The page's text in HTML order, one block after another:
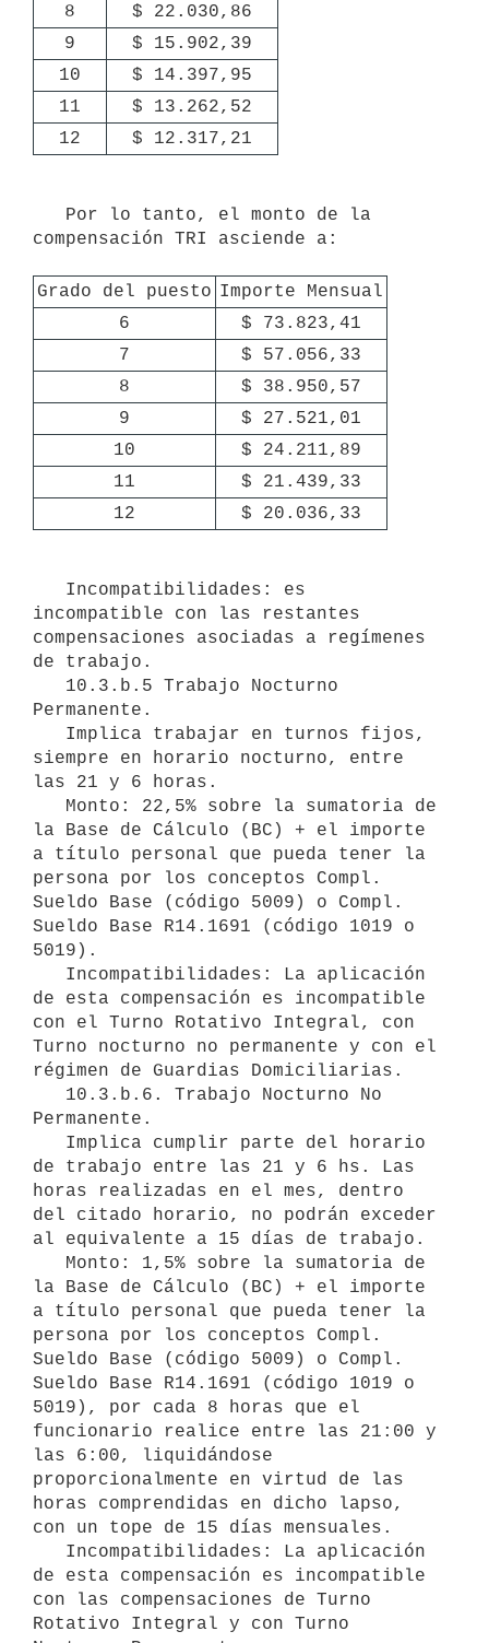
8
$ 22.030,86
9
$ 15.902,39
10
$ 14.397,95
11
$ 13.262,52
12
$ 12.317,21
compensación TRI asciende a:
Grado del puesto Importe Mensual
6
$ 73.823,41
7
$ 57.056,33
8
$ 38.950,57
9
$ 27.521,01
10
$ 24.211,89
11
$ 21.439,33
12
$ 20.036,33
incompatible con las restantes
compensaciones asociadas a regímenes
de trabajo.
Permanente.
siempre en horario nocturno, entre
las 21 y 6 horas.
la Base de Cálculo (BC) + el importe
a título personal que pueda tener la
persona por los conceptos Compl.
Sueldo Base (código 5009) o Compl.
Sueldo Base R14.1691 (código 1019 o
5019).
de esta compensación es incompatible
con el Turno Rotativo Integral, con
Turno nocturno no permanente y con el
régimen de Guardias Domiciliarias.
Permanente.
de trabajo entre las 21 y 6 hs. Las
horas realizadas en el mes, dentro
del citado horario, no podrán exceder
al equivalente a 15 días de trabajo.
la Base de Cálculo (BC) + el importe
a título personal que pueda tener la
persona por los conceptos Compl.
Sueldo Base (código 5009) o Compl.
Sueldo Base R14.1691 (código 1019 o
5019), por cada 8 horas que el
funcionario realice entre las 21:00 y
las 6:00, liquidándose
proporcionalmente en virtud de las
horas comprendidas en dicho lapso,
con un tope de 15 días mensuales.
de esta compensación es incompatible
con las compensaciones de Turno
Rotativo Integral y con Turno